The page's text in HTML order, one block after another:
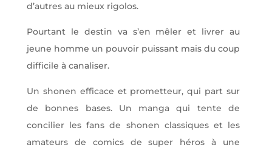
d’autres au mieux rigolos.
Pourtant le destin va s’en mêler et livrer au
jeune homme un pouvoir puissant mais du coup
difficile à canaliser.
Un shonen efficace et prometteur, qui part sur
de bonnes bases. Un manga qui tente de
concilier les fans de shonen classiques et les
amateurs de comics de super héros à une